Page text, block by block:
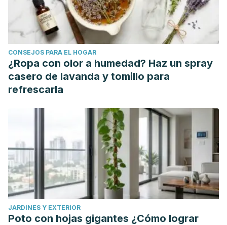
Disalvo L, Varea A, Matamoros N, et al. Deficiencia de
vitamina A y factores asociados en niños preescolares de
la periferia de la ciudad de La Plata, Buenos Aires. Arch.
argent. pediatr. 2019; 117(1): 19-25.
Kong R, Cui Y, Fisher G, et al. A comparative study of the
effects of retinol and retinoic acid on histological,
Dermatol. 2016; 15: 49-57.
Kotori M. Low-dose Vitamin "A" Tablets-treatment of Acne
Vulgaris. Med Arch. 2015; 69(1): 28-30.
Peres P, De Paula T, Da Silva R, Coelho H. A atuação da
vitamina A e carotenóides na hepatocarcinogênese. Rev.
Bras. Cancerol. 2003; 49(2):113-120.
CONSEJOS PARA EL HOGAR
¿Ropa con olor a humedad? Haz un spray
casero de lavanda y tomillo para
refrescarla
JARDINES Y EXTERIOR
Poto con hojas gigantes ¿Cómo lograr